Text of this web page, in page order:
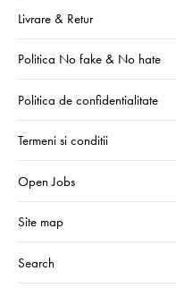
Livrare & Retur
Politica No fake & No hate
Politica de confidentialitate
Termeni si conditii
Open Jobs
Site map
Search